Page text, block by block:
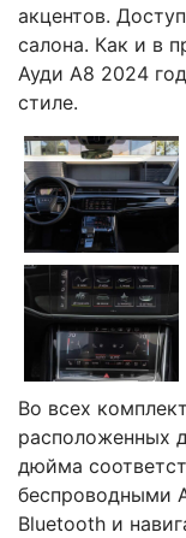
акцентов.
салона. Как и в
Ауди А8 2024
стиле.
Во всех
расположенных
дюйма
беспроводными
Bluetooth и